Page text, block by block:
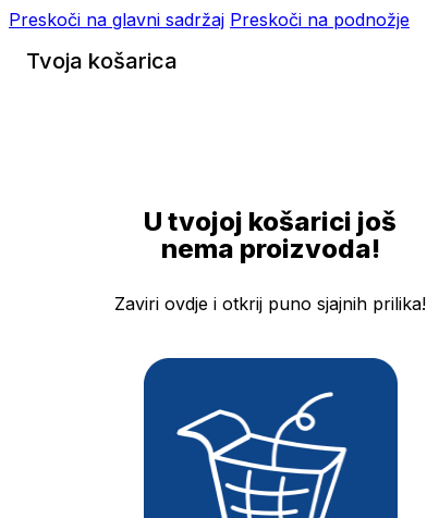
Preskoči na glavni sadržaj Preskoči na podnožje
Tvoja košarica
U tvojoj košarici još
nema proizvoda!
Zaviri ovdje i otkrij puno sjajnih prilika!